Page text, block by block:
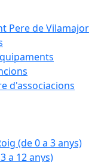
Pere de Vilamajor
d'associacions
(de 0 a 3 anys)
a 12 anys)